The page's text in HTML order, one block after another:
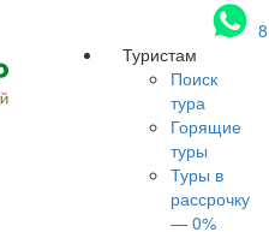
Туристам
Поиск
тура
Горящие
туры
Туры в
рассрочку
— 0%